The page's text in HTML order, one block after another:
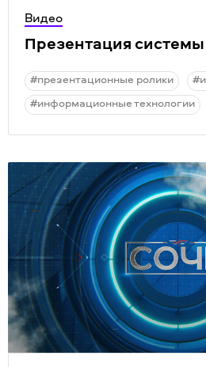
Видео
Презентация системы
#презентационные ролики
#информационные технологии